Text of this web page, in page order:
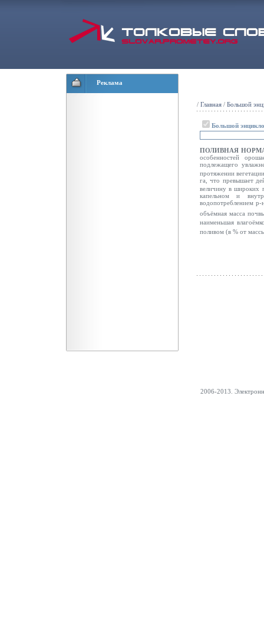
Реклама
/ Главная / Большой
Большой
ПОЛИВНАЯ
особенностей
подлежащего
протяжении
га, что превышает
величину в
капельном и
водопотреблением
объёмная масса
наименьшая
поливом (в % от
2006-2013.